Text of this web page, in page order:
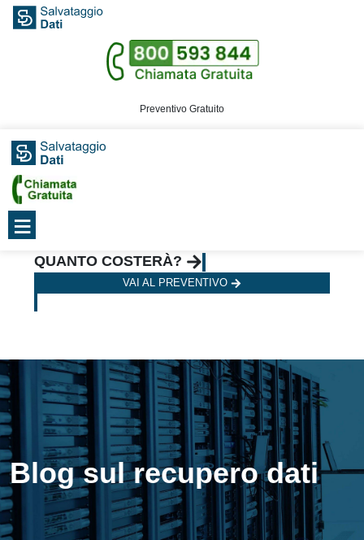
Preventivo Gratuito
≡
QUANTO COSTERÀ?
VAI AL PREVENTIVO
Blog sul recupero dati